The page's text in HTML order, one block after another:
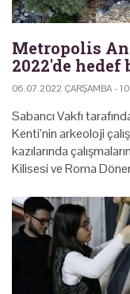
Metropolis
2022'de
06.07.2022 ÇARŞAMBA -
Sabancı Vakfı
Kenti’nin arkeoloji
kazılarında
Kilisesi ve Roma